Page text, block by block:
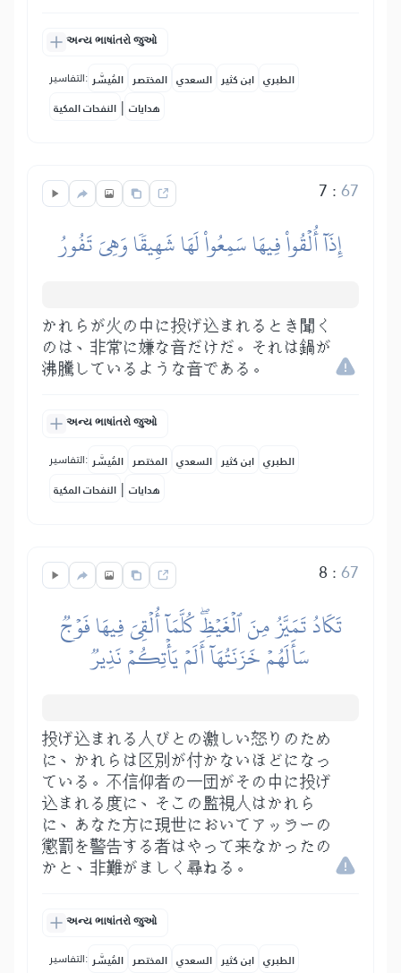
અન્ય ભાષાંતરો જુઓ
التفاسير: المُيسَّر المختصر السعدي ابن كثير الطبري
النفحات المكية | هدايات
7 :67
إِذَآ أُلۡقُواْ فِيهَا سَمِعُواْ لَهَا شَهِيقٗا وَهِيَ تَفُورُ
かれらが火の中に投げ込まれるとき聞く
のは、非常に嫌な音だけだ。それは鍋が
沸騰しているような音である。
અન્ય ભાષાંતરો જુઓ
التفاسير: المُيسَّر المختصر السعدي ابن كثير الطبري
النفحات المكية | هدايات
8 :67
تَكَادُ تَمَيَّزُ مِنَ ٱلۡغَيۡظِۖ كُلَّمَآ أُلۡقِيَ فِيهَا فَوۡجٞ
سَأَلَهُمۡ خَزَنَتُهَآ أَلَمۡ يَأۡتِكُمۡ نَذِيرٞ
投げ込まれる人びとの激しい怒りのため
に、かれらは区別が付かないほどになっ
ている。不信仰者の一団がその中に投げ
込まれる度に、そこの監視人はかれら
に、あなた方に現世においてアッラーの
懲罰を警告する者はやって来なかったの
かと、非難がましく尋ねる。
અન્ય ભાષાંતરો જુઓ
التفاسير: المُيسَّر المختصر السعدي ابن كثير الطبري